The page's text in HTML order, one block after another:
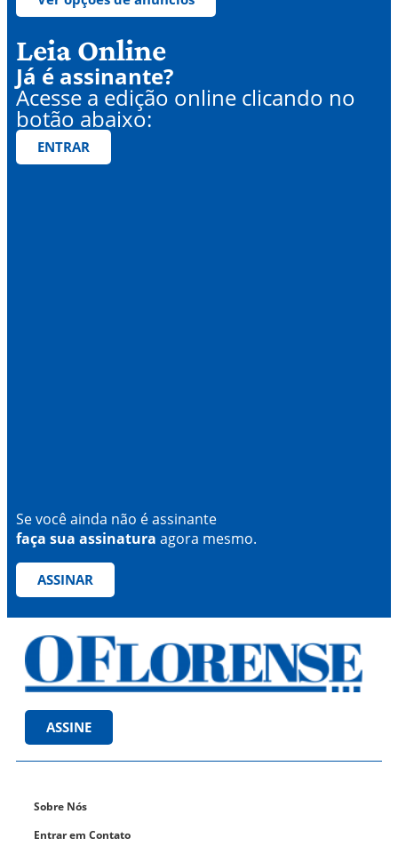
Leia Online
Já é assinante?
Acesse a edição online clicando no
botão abaixo:
ENTRAR
Se você ainda não é assinante
faça sua assinatura agora mesmo.
ASSINAR
ASSINE
Sobre Nós
Entrar em Contato